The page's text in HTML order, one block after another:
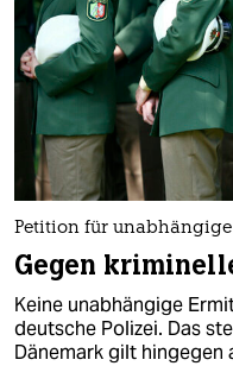
Petition für
Gegen
Keine unabhängige
deutsche Polizei. Das
Dänemark gilt hingegen